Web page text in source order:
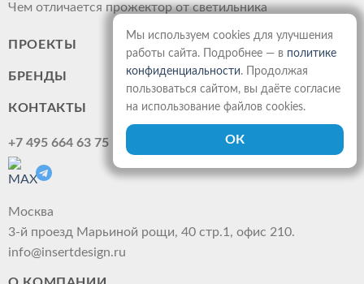
Чем отличается прожектор от светильника
ПРОЕКТЫ
БРЕНДЫ
КОНТАКТЫ
+7 495 664 63 75
Москва
3-й проезд Марьиной рощи, 40 стр.1, офис 210.
info@insertdesign.ru
Мы используем cookies для улучшения
работы сайта. Подробнее — в политике
конфиденциальности. Продолжая
пользоваться сайтом, вы даёте согласие
на использование файлов cookies.